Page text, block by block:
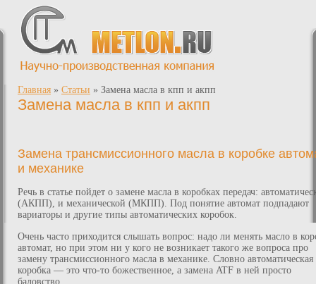
Главная » Статьи » Замена масла в кпп и акпп
Замена масла в кпп и акпп
Замена трансмиссионного масла в коробке
и механике
Речь в статье пойдет о замене масла в коробках передач:
(АКПП), и механической (МКПП). Под понятие автомат подпадают
вариаторы и другие типы автоматических коробок.
Очень часто приходится слышать вопрос: надо ли менять масло в
автомат, но при этом ни у кого не возникает такого же вопроса про
замену трансмиссионного масла в механике. Словно автоматическая
коробка — это что-то божественное, а замена ATF в ней просто
баловство.